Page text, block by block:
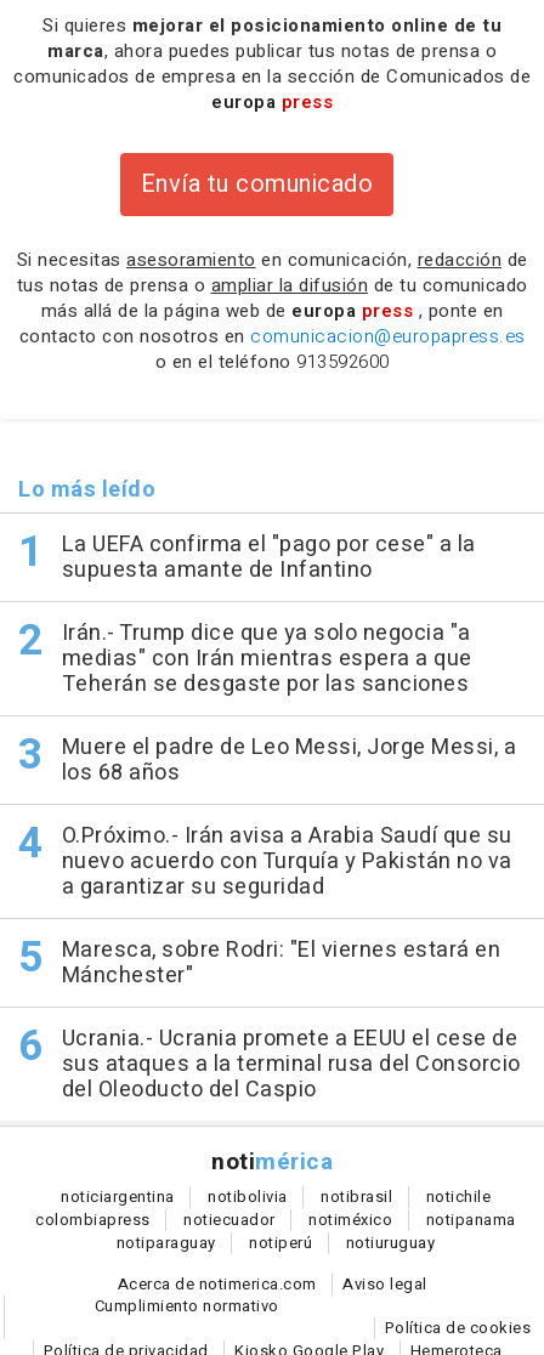
Si quieres mejorar el posicionamiento online de tu
marca, ahora puedes publicar tus notas de prensa o
comunicados de empresa en la sección de Comunicados de
europa press
Envía tu comunicado
Si necesitas asesoramiento en comunicación, redacción de
tus notas de prensa o ampliar la difusión de tu comunicado
más allá de la página web de europa press , ponte en
contacto con nosotros en comunicacion@europapress.es
o en el teléfono 913592600
Lo más leído
La UEFA confirma el "pago por cese" a la
supuesta amante de Infantino
Irán.- Trump dice que ya solo negocia "a
medias" con Irán mientras espera a que
Teherán se desgaste por las sanciones
Muere el padre de Leo Messi, Jorge Messi, a
los 68 años
O.Próximo.- Irán avisa a Arabia Saudí que su
nuevo acuerdo con Turquía y Pakistán no va
a garantizar su seguridad
Maresca, sobre Rodri: "El viernes estará en
Mánchester"
Ucrania.- Ucrania promete a EEUU el cese de
sus ataques a la terminal rusa del Consorcio
del Oleoducto del Caspio
notimérica
noticiargentina notibolivia notibrasil notichile
colombiapress notiecuador notiméxico notipanama
notiparaguay notiperú notiuruguay
Acerca de notimerica.com
Aviso legal
Cumplimiento normativo
Política de cookies